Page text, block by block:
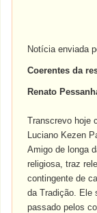
Notícia enviada
Coerentes da
Renato
Transcrevo hoje
Luciano Kezen
Amigo de longa
religiosa, traz
contingente de
da Tradição. Ele
passado pelos